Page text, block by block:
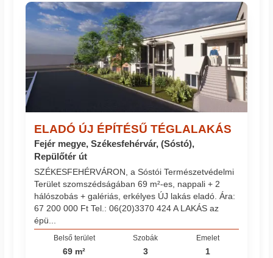
ELADÓ ÚJ ÉPÍTÉSŰ TÉGLALAKÁS
Fejér megye, Székesfehérvár, (Sóstó),
Repülőtér út
SZÉKESFEHÉRVÁRON, a Sóstói Természetvédelmi
Terület szomszédságában 69 m²-es, nappali + 2
hálószobás + galériás, erkélyes ÚJ lakás eladó. Ára:
67 200 000 Ft Tel.: 06(20)3370 424 A LAKÁS az
épü...
Belső terület
69 m²
Szobák
3
Emelet
1